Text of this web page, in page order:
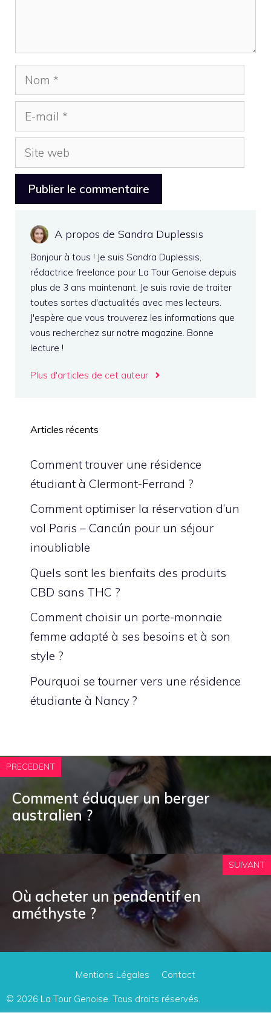
Nom
mail
Site
web
A propos de Sandra Duplessis
Bonjour à tous ! Je suis Sandra Duplessis,
rédactrice freelance pour La Tour Genoise depuis
plus de 3 ans maintenant. Je suis ravie de traiter
toutes sortes d'actualités avec mes lecteurs.
J'espère que vous trouverez les informations que
vous recherchez sur notre magazine. Bonne
lecture !
Plus d'articles de cet auteur
Articles récents
Comment trouver une résidence
étudiant à Clermont-Ferrand ?
Comment optimiser la réservation d’un
vol Paris – Cancún pour un séjour
inoubliable
Quels sont les bienfaits des produits
CBD sans THC ?
Comment choisir un porte-monnaie
femme adapté à ses besoins et à son
style ?
Pourquoi se tourner vers une résidence
étudiante à Nancy ?
PRECEDENT
Comment éduquer un berger
australien ?
SUIVANT
Où acheter un pendentif en
améthyste ?
Mentions Légales Contact
© 2026 La Tour Genoise . Tous droits réservés.